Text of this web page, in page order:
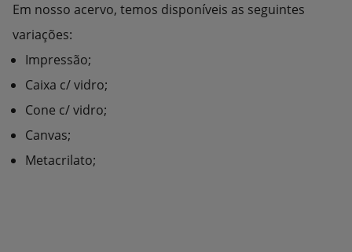
Em nosso acervo, temos disponíveis as seguintes
variações:
Impressão;
Caixa c/ vidro;
Cone c/ vidro;
Canvas;
Metacrilato;